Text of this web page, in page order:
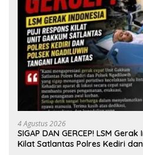
4 Agustus 2026
SIGAP DAN GERCEP! LSM
Kilat Satlantas Polres Kediri